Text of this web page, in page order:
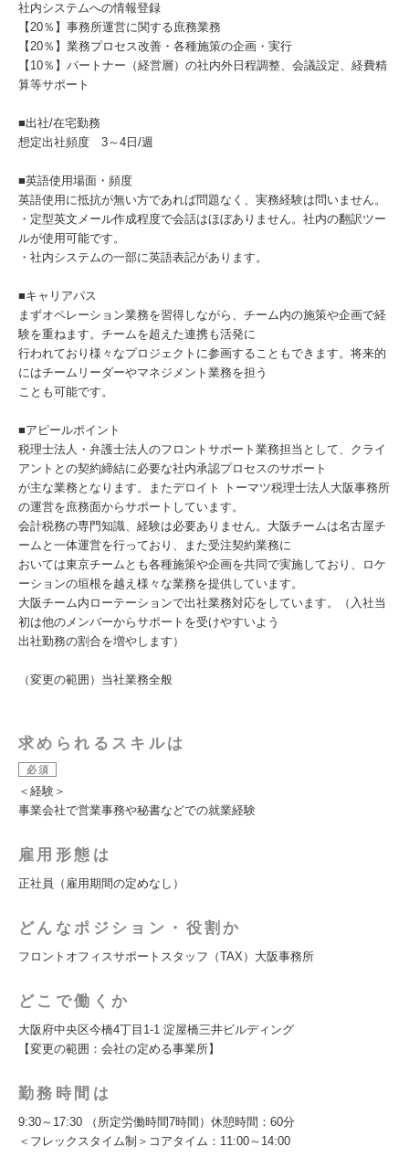
社内システムへの情報登録
【20％】事務所運営に関する庶務業務
【20％】業務プロセス改善・各種施策の企画・実行
【10％】パートナー（経営層）の社内外日程調整、会議設定、経費精
算等サポート
■出社/在宅勤務
想定出社頻度 3～4日/週
■英語使用場面・頻度
英語使用に抵抗が無い方であれば問題なく、実務経験は問いません。
・定型英文メール作成程度で会話はほぼありません。社内の翻訳ツー
ルが使用可能です。
・社内システムの一部に英語表記があります。
■キャリアパス
まずオペレーション業務を習得しながら、チーム内の施策や企画で経
験を重ねます。チームを超えた連携も活発に
行われており様々なプロジェクトに参画することもできます。将来的
にはチームリーダーやマネジメント業務を担う
ことも可能です。
■アピールポイント
税理士法人・弁護士法人のフロントサポート業務担当として、クライ
アントとの契約締結に必要な社内承認プロセスのサポート
が主な業務となります。またデロイト トーマツ税理士法人大阪事務所
の運営を庶務面からサポートしています。
会計税務の専門知識、経験は必要ありません。大阪チームは名古屋チ
ームと一体運営を行っており、また受注契約業務に
おいては東京チームとも各種施策や企画を共同で実施しており、ロケ
ーションの垣根を越え様々な業務を提供しています。
大阪チーム内ローテーションで出社業務対応をしています。（入社当
初は他のメンバーからサポートを受けやすいよう
出社勤務の割合を増やします）
（変更の範囲）当社業務全般
求められるスキルは
必須
＜経験＞
事業会社で営業事務や秘書などでの就業経験
雇用形態は
正社員（雇用期間の定めなし）
どんなポジション・役割か
フロントオフィスサポートスタッフ（TAX）大阪事務所
どこで働くか
大阪府中央区今橋4丁目1-1 淀屋橋三井ビルディング
【変更の範囲：会社の定める事業所】
勤務時間は
9:30～17:30 （所定労働時間7時間）休憩時間：60分
＜フレックスタイム制＞コアタイム：11:00～14:00